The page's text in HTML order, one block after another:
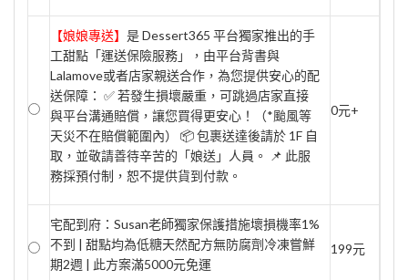
【娘娘專送】 是 Dessert365 平台獨家推出的手
工甜點「運送保險服務」，由平台背書與
Lalamove或者店家親送合作，為您提供安心的配
送保障： ✅ 若發生損壞嚴重，可跳過店家直接
與平台溝通賠償，讓您買得更安心！（*颱風等
天災不在賠償範圍內） 📦 包裹送達後請於 1F 自
取，並敬請善待辛苦的「娘送」人員。 📌 此服
務採預付制，恕不提供貨到付款。
0元+
宅配到府：Susan老師獨家保護措施壞損機率1%
不到 | 甜點均為低糖天然配方無防腐劑冷凍嘗鮮
期2週 | 此方案滿5000元免運
199元